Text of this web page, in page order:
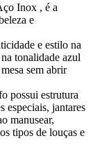
Inox , é a
e
e estilo na
tonalidade azul
sem abrir
possui estrutura
especiais, jantares
manusear,
tipos de louças e